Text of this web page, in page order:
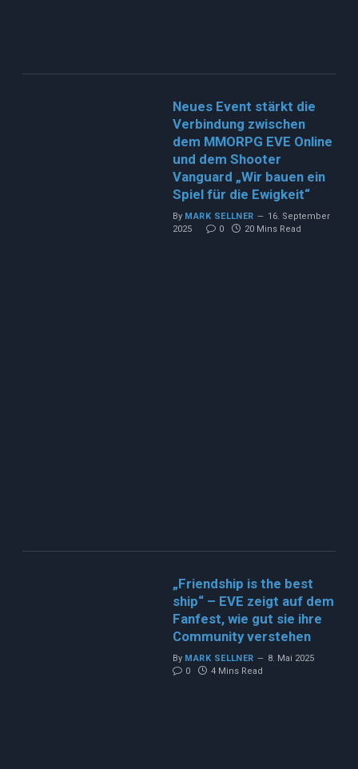
Neues Event stärkt die
Verbindung zwischen
dem MMORPG EVE Online
und dem Shooter
Vanguard „Wir bauen ein
Spiel für die Ewigkeit“
By MARK SELLNER
16. September
2025
0 20 Mins Read
„Friendship is the best
ship“ – EVE zeigt auf dem
Fanfest, wie gut sie ihre
Community verstehen
By MARK SELLNER
8. Mai 2025
0
4 Mins Read